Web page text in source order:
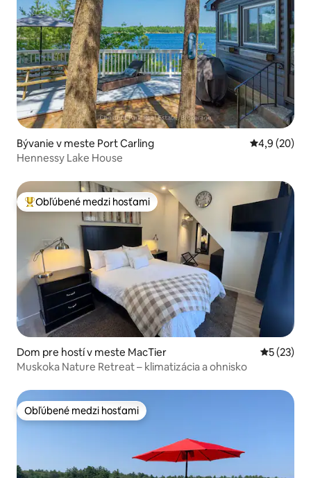
Bývanie v meste Port Carling Priemerné
4,9 (20)
Hennessy Lake House
Najobľúbenejšie medzi hosťami
Obľúbené medzi hosťami
Dom pre hostí v meste MacTier
5 (23)
Muskoka Nature Retreat – klimatizácia a ohnisko
Obľúbené medzi hosťami
Obľúbené medzi hosťami